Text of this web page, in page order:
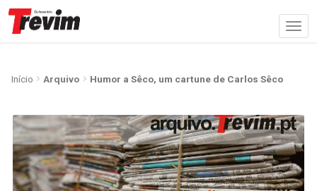
Início Arquivo Humor a Sêco, um cartune de Carlos Sêco